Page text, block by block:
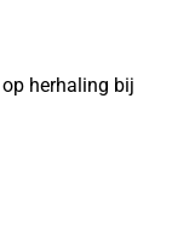
herhaling bij